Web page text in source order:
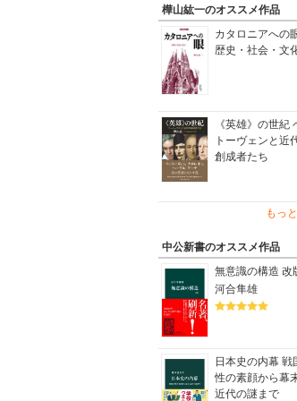
樺山紘一のオススメ作品
カタロニアへの
歴史・社会・文
《英雄》の世紀
トーヴェンと近
創成者たち
もっ
中公新書のオススメ作品
無意識の構造 改
河合隼雄
日本史の内幕 戦
性の素顔から幕
近代の謎まで